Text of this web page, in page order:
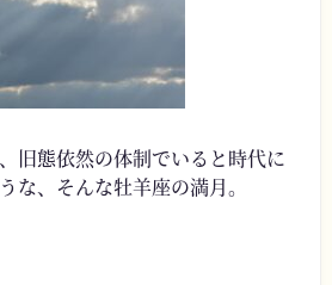
旧態依然の体制でいると時代に
な、そんな牡羊座の満月。